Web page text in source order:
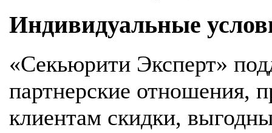
Индивидуальные
«Секьюрити Эксперт»
партнерские отношения,
клиентам скидки,